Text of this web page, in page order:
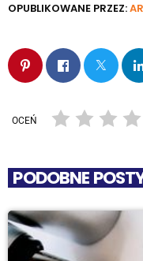
OPUBLIKOWANE PRZEZ:
OCEŃ
PODOBNE